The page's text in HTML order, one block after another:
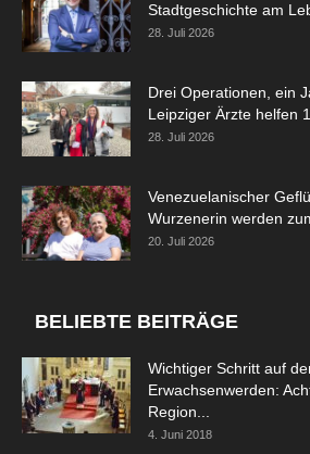
Stadtgeschichte am
28. Juli 2026
Drei Operationen, ein
Leipziger Ärzte helfen
28. Juli 2026
Venezuelanischer
Wurzenerin werden
20. Juli 2026
BELIEBTE BEITRÄGE
Wichtiger Schritt auf
Erwachsenwerden:
Region...
4. Juni 2018